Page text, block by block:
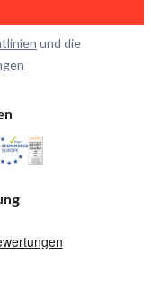
und die